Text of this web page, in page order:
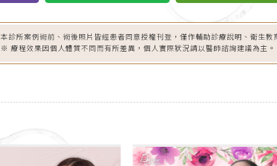
本診所案例術前、術後照片皆經患者同意授權刊登，僅作輔助診療說明、衛生
※ 療程效果因個人體質不同而有所差異，個人實際狀況請以醫師諮詢建議為主。